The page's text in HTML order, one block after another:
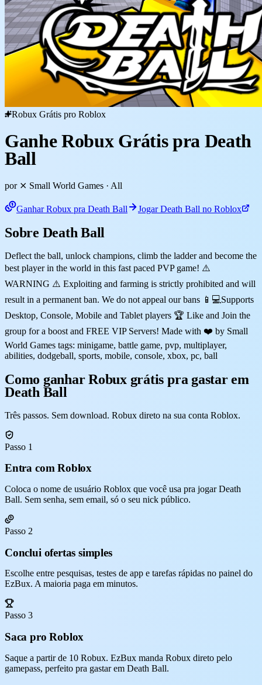
Robux Grátis pro Roblox
Ganhe Robux Grátis pra Death
Ball
por ⨯ Small World Games · All
Ganhar Robux pra Death Ball Jogar Death Ball no Roblox
Sobre Death Ball
Deflect the ball, unlock champions, climb the ladder and become the
best player in the world in this fast paced PVP game! ⚠️
WARNING ⚠️ Exploiting and farming is strictly prohibited and will
result in a permanent ban. We do not appeal our bans 📱💻Supports
Desktop, Console, Mobile and Tablet players 🏆 Like and Join the
group for a boost and FREE VIP Servers! Made with ❤️ by Small
World Games tags: minigame, battle game, pvp, multiplayer,
abilities, dodgeball, sports, mobile, console, xbox, pc, ball
Como ganhar Robux grátis pra gastar em
Death Ball
Três passos. Sem download. Robux direto na sua conta Roblox.
Passo 1
Entra com Roblox
Coloca o nome de usuário Roblox que você usa pra jogar Death
Ball. Sem senha, sem email, só o seu nick público.
Passo 2
Conclui ofertas simples
Escolhe entre pesquisas, testes de app e tarefas rápidas no painel do
EzBux. A maioria paga em minutos.
Passo 3
Saca pro Roblox
Saque a partir de 10 Robux. EzBux manda Robux direto pelo
gamepass, perfeito pra gastar em Death Ball.